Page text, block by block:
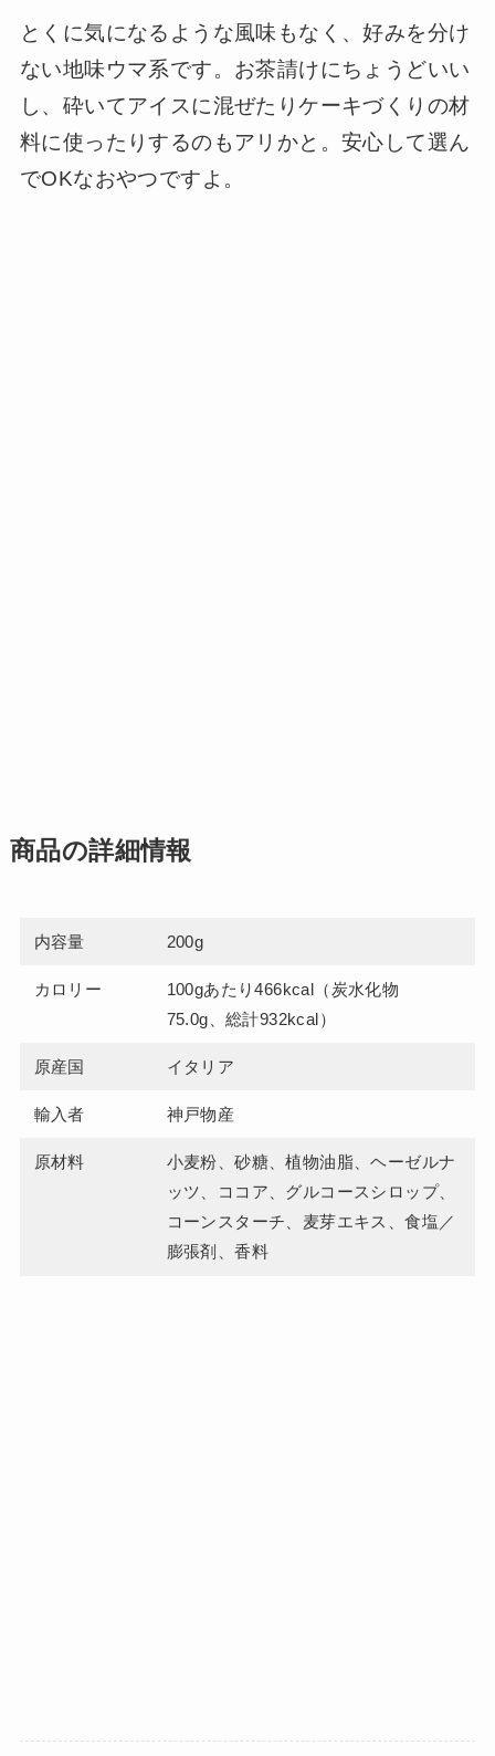
とくに気になるような風味もなく、好みを分け
ない地味ウマ系です。お茶請けにちょうどいい
し、砕いてアイスに混ぜたりケーキづくりの材
料に使ったりするのもアリかと。安心して選ん
でOKなおやつですよ。
商品の詳細情報
内容量 200g
カロリー
100gあたり466kcal（炭水化物
75.0g、総計932kcal）
原産国 イタリア
輸入者 神戸物産
原材料
小麦粉、砂糖、植物油脂、ヘーゼルナ
ッツ、ココア、グルコースシロップ、
コーンスターチ、麦芽エキス、食塩／
膨張剤、香料